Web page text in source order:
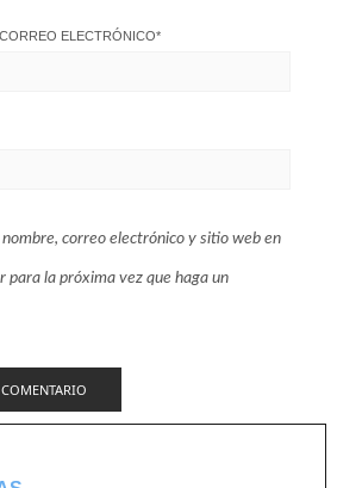
ELECTRÓNICO*
correo electrónico y sitio web en
para la próxima vez que haga un